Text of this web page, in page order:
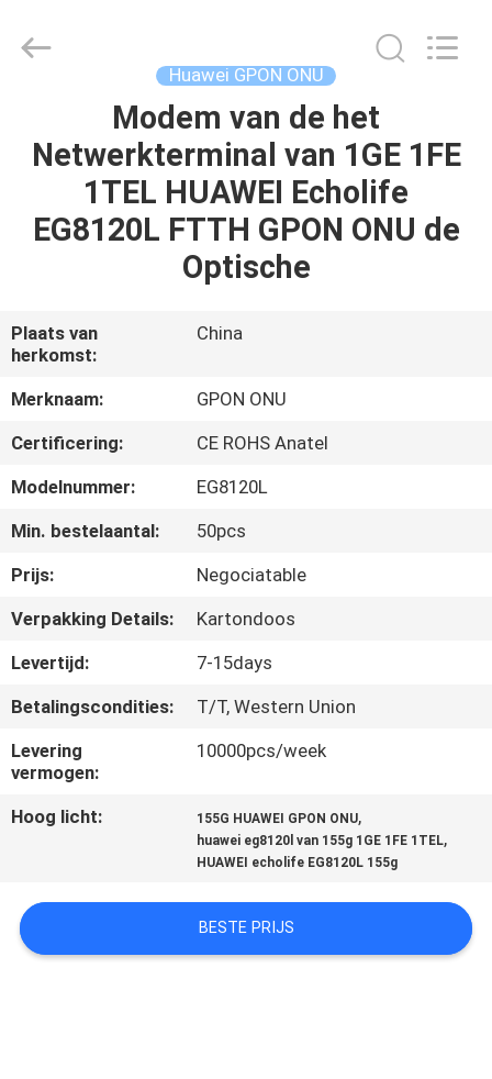
PRODUCTEN
FABRIEKSREIS
KWALITEITSCONTROLE
CONTACTEER
ONS
VERZOEK
OM
CITAAT
SITEMAP
POLICY
LIMITED.
Huawei GPON ONU
Modem van de het
Netwerkterminal van 1GE 1FE
1TEL HUAWEI Echolife
EG8120L FTTH GPON ONU de
Optische
Plaats van
herkomst:
China
Merknaam:
GPON ONU
Certificering:
CE ROHS Anatel
Modelnummer:
EG8120L
Min. bestelaantal:
50pcs
Prijs:
Negociatable
Verpakking Details:
Kartondoos
Levertijd:
7-15days
Betalingscondities:
T/T, Western Union
Levering
vermogen:
10000pcs/week
Hoog licht: 155G HUAWEI GPON ONU,
huawei eg8120l van 155g 1GE 1FE 1TEL,
HUAWEI echolife EG8120L 155g
BESTE PRIJS